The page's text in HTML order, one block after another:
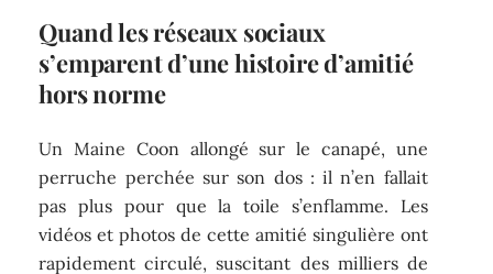
Quand les réseaux sociaux
s’emparent d’une histoire d’amitié
hors norme
Un Maine Coon allongé sur le canapé, une
perruche perchée sur son dos : il n’en fallait
pas plus pour que la toile s’enflamme. Les
vidéos et photos de cette amitié singulière ont
rapidement circulé, suscitant des milliers de